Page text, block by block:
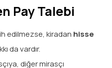
Pay Talebi
edilmezse, kiradan hisse
da vardır.
diğer mirasçı